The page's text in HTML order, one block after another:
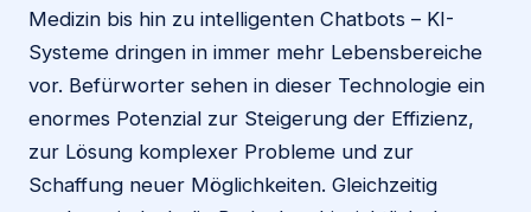
Medizin bis hin zu intelligenten Chatbots – KI-
Systeme dringen in immer mehr Lebensbereiche
vor. Befürworter sehen in dieser Technologie ein
enormes Potenzial zur Steigerung der Effizienz,
zur Lösung komplexer Probleme und zur
Schaffung neuer Möglichkeiten. Gleichzeitig